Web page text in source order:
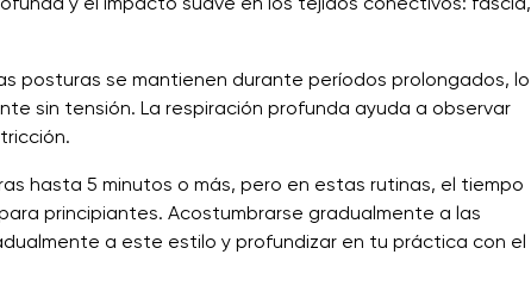
posturas se mantienen durante períodos prolongados, lo
sin tensión. La respiración profunda ayuda a observar
hasta 5 minutos o más, pero en estas rutinas, el tiempo
principiantes. Acostumbrarse gradualmente a las
a este estilo y profundizar en tu práctica con el